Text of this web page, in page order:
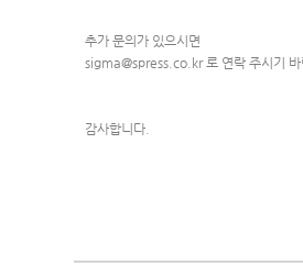
추가 문의가 있으시면
sigma@spress.co.kr 로 연락 주시기
감사합니다.